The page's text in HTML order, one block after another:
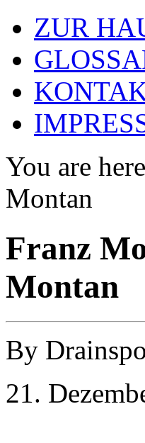
ZUR
You are here
Montan
Franz
Montan
By
21.